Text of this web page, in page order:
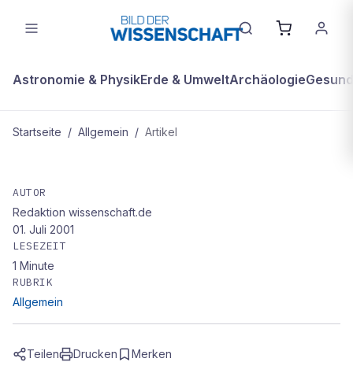
Astronomie & PhysikErde & UmweltArchäologie
Startseite / Allgemein / Artikel
Nachgefragt
AUTOR
Redaktion wissenschaft.de
01. Juli 2001
LESEZEIT
1 Minute
RUBRIK
Allgemein
Teilen Drucken Merken